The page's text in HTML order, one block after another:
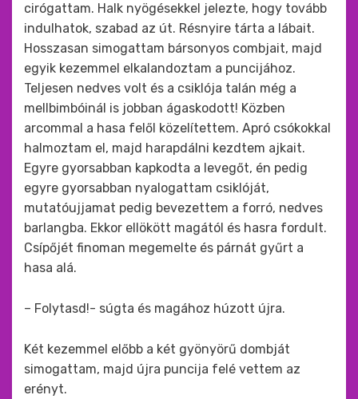
cirógattam. Halk nyögésekkel jelezte, hogy tovább
indulhatok, szabad az út. Résnyire tárta a lábait.
Hosszasan simogattam bársonyos combjait, majd
egyik kezemmel elkalandoztam a puncijához.
Teljesen nedves volt és a csiklója talán még a
mellbimbóinál is jobban ágaskodott! Közben
arcommal a hasa felől közelítettem. Apró csókokkal
halmoztam el, majd harapdálni kezdtem ajkait.
Egyre gyorsabban kapkodta a levegőt, én pedig
egyre gyorsabban nyalogattam csiklóját,
mutatóujjamat pedig bevezettem a forró, nedves
barlangba. Ekkor ellökött magától és hasra fordult.
Csípőjét finoman megemelte és párnát gyűrt a
hasa alá.
– Folytasd!- súgta és magához húzott újra.
Két kezemmel előbb a két gyönyörű dombját
simogattam, majd újra puncija felé vettem az
erényt.